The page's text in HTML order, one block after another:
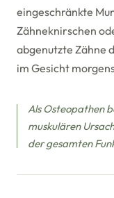
eingeschränkte
Zähneknirschen
abgenutzte Zähne
im Gesicht
Als Osteopathen
muskulären
der gesamten